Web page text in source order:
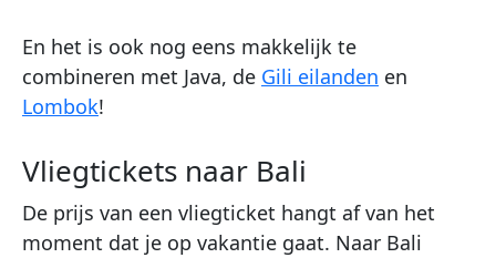
En het is ook nog eens makkelijk te
combineren met Java, de Gili eilanden en
Lombok!
Vliegtickets naar Bali
De prijs van een vliegticket hangt af van het
moment dat je op vakantie gaat. Naar Bali